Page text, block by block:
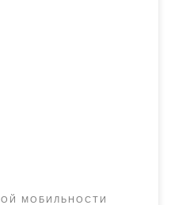
МОБИЛЬНОСТИ